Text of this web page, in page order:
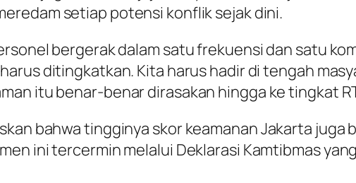
setiap potensi konflik sejak dini.
bergerak dalam satu frekuensi dan satu
ditingkatkan. Kita harus hadir di tengah
itu benar-benar dirasakan hingga ke tingkat
bahwa tingginya skor keamanan Jakarta
ini tercermin melalui Deklarasi Kamtibmas